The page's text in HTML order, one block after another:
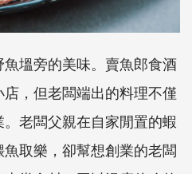
塭旁的美味。賣魚郎食酒
，但老闆端出的料理不僅
老闆父親在自家閒置的蝦
取樂，卻幫想創業的老闆